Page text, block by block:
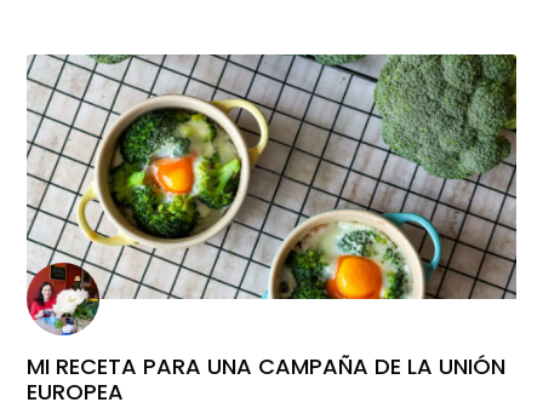
MI RECETA PARA UNA CAMPAÑA DE LA UNIÓN
EUROPEA